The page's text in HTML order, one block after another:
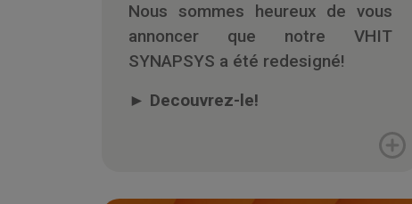
Nous sommes heureux de vous
annoncer que notre VHIT
SYNAPSYS a été redesigné!
► Decouvrez-le!